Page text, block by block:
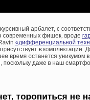
арбалет, с
современных фишек, вроде
«дифференциальной
в
время останется уникумом
поскольку даже в наш
торопиться не